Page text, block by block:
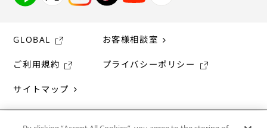
GLOBAL お客様相談室
ご利用規約 プライバシーポリシー
サイトマップ